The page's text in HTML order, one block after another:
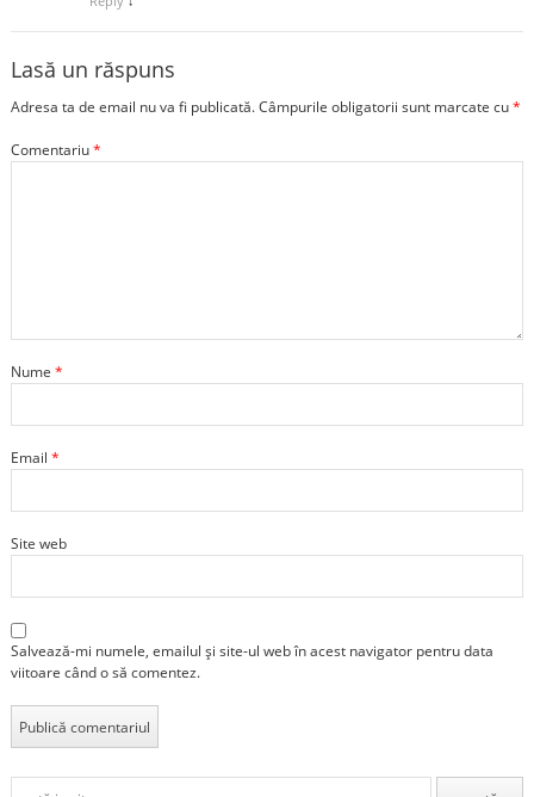
Lasă un răspuns
Adresa ta de email nu va fi publicată.Câmpurile obligatorii sunt marcate cu*
Comentariu*
Nume *
Email *
Site web
Salvează-mi numele, emailul și site-ul web în acest navigator pentru data
viitoare când o să comentez.